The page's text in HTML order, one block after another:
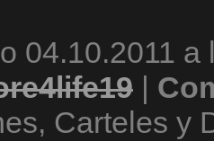
04.10.2011 a
|
Carteles y